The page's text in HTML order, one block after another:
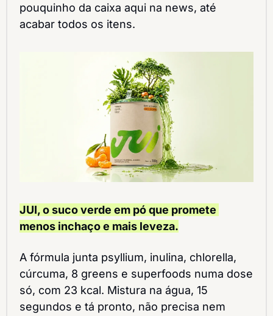
pouquinho da caixa aqui na news, até
acabar todos os itens.
JUI, o suco verde em pó que promete
menos inchaço e mais leveza.
A fórmula junta psyllium, inulina, chlorella,
cúrcuma, 8 greens e superfoods numa dose
só, com 23 kcal. Mistura na água, 15
segundos e tá pronto, não precisa nem